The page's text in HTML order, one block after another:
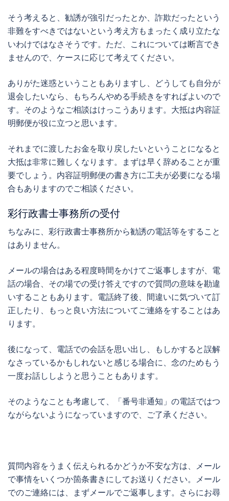
そう考えると、勧誘が強引だったとか、詐欺だったという
非難をすべきではないという考え方もまったく成り立たな
いわけではなさそうです。ただ、これについては断言でき
ませんので、ケースに応じて考えてください。
ありがた迷惑ということもありますし、どうしても自分が
退会したいなら、もちろんやめる手続きをすればよいので
す。そのようなご相談はけっこうあります。大抵は内容証
明郵便が役に立つと思います。
それまでに渡したお金を取り戻したいということになると
大抵は非常に難しくなります。まずは早く辞めることが重
要でしょう。内容証明郵便の書き方に工夫が必要になる場
合もありますのでご相談ください。
彩行政書士事務所の受付
ちなみに、彩行政書士事務所から勧誘の電話等をすること
はありません。
メールの場合はある程度時間をかけてご返事しますが、電
話の場合、その場での受け答えですので質問の意味を勘違
いすることもあります。電話終了後、間違いに気づいて訂
正したり、もっと良い方法についてご連絡をすることはあ
ります。
後になって、電話での会話を思い出し、もしかすると誤解
なさっているかもしれないと感じる場合に、念のためもう
一度お話ししようと思うこともあります。
そのようなことも考慮して、「番号非通知」の電話ではつ
ながらないようになっていますので、ご了承ください。
質問内容をうまく伝えられるかどうか不安な方は、メール
で事情をいくつか箇条書きにしてお送りください。メール
でのご連絡には、まずメールでご返事します。さらにお尋